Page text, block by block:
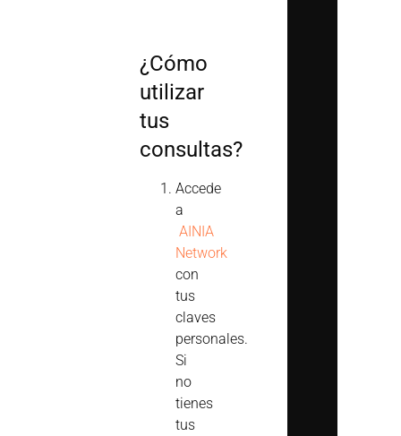
¿Cómo
utilizar
tus
consultas?
Accede
a
AINIA
Network
con
tus
claves
personales.
Si
no
tienes
tus